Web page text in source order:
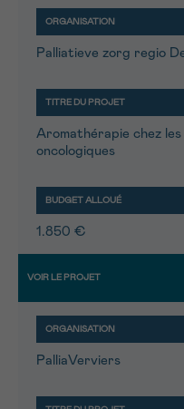
Palliatieve zorg regio
Aromathérapie chez
oncologiques
1.850 €
PalliaVerviers